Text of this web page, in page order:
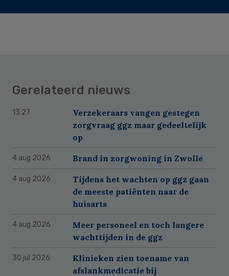
Gerelateerd nieuws
13:27
Verzekeraars vangen gestegen
zorgvraag ggz maar gedeeltelijk
op
4 aug 2026 Brand in zorgwoning in Zwolle
4 aug 2026
Tijdens het wachten op ggz gaan
de meeste patiënten naar de
huisarts
4 aug 2026
Meer personeel en toch langere
wachttijden in de ggz
30 jul 2026
Klinieken zien toename van
afslankmedicatie bij